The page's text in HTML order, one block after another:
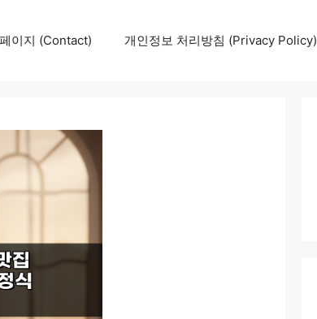
이지 (Contact) 개인정보 처리방침 (Privacy Policy)